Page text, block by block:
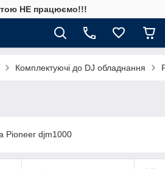
НЕ працюємо!!!
Комплектуючі до DJ обладнання
Pioneer djm1000